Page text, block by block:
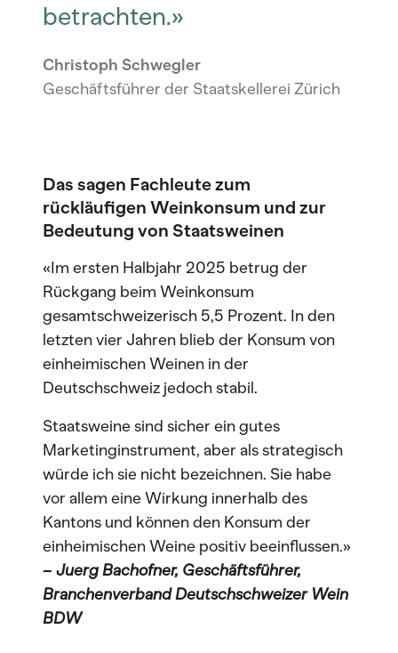
betrachten.»
Christoph Schwegler
Geschäftsführer der Staatskellerei Zürich
Das sagen Fachleute zum
rückläufigen Weinkonsum und zur
Bedeutung von Staatsweinen
«Im ersten Halbjahr 2025 betrug der
Rückgang beim Weinkonsum
gesamtschweizerisch 5,5 Prozent. In den
letzten vier Jahren blieb der Konsum von
einheimischen Weinen in der
Deutschschweiz jedoch stabil.
Staatsweine sind sicher ein gutes
Marketinginstrument, aber als strategisch
würde ich sie nicht bezeichnen. Sie habe
vor allem eine Wirkung innerhalb des
Kantons und können den Konsum der
einheimischen Weine positiv beeinflussen.»
– Juerg Bachofner, Geschäftsführer,
Branchenverband Deutschschweizer Wein
BDW